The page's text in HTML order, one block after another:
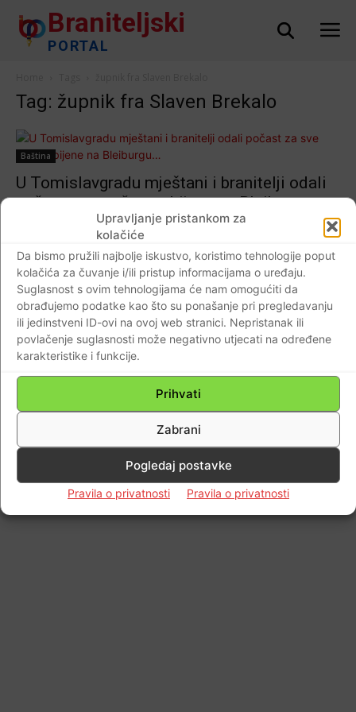
Upravljanje pristankom za
kolačiće
Da bismo pružili najbolje iskustvo, koristimo tehnologije poput
kolačića za čuvanje i/ili pristup informacijama o uređaju.
Suglasnost s ovim tehnologijama će nam omogućiti da
obrađujemo podatke kao što su ponašanje pri pregledavanju
ili jedinstveni ID-ovi na ovoj web stranici. Nepristanak ili
povlačenje suglasnosti može negativno utjecati na određene
karakteristike i funkcije.
Prihvati
Zabrani
Pogledaj postavke
Pravila o privatnosti Pravila o privatnosti
Braniteljski
PORTAL
Tag: župnik fra Slaven Brekalo
Baština
U Tomislavgradu mještani i branitelji odali
počast za sve žrtve ubijene na Bleiburgu…
Braniteljski portal - 17.05.2020 0
Impressum Kontaktirajte nas Pravila o privatnosti
© Newspaper WordPress Theme by TagDiv